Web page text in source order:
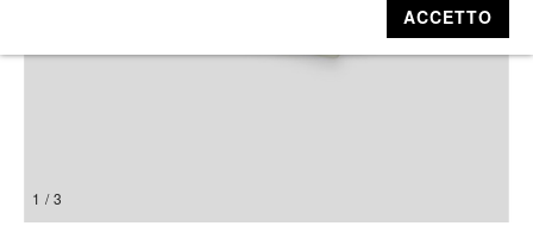
1 / 3
ACCETTO